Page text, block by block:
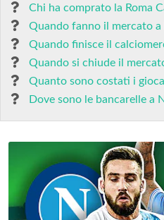
Chi ha comprato la Roma
Quando fanno il mercato a
Quando finisce il
Quando si chiude il
Quanto sono costati i
Dove sono le bancarelle a